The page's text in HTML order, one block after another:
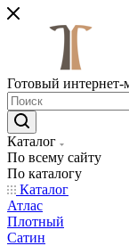
Готовый интернет-
Каталог
По всему сайту
По каталогу
Каталог
Атлас
Плотный
Сатин